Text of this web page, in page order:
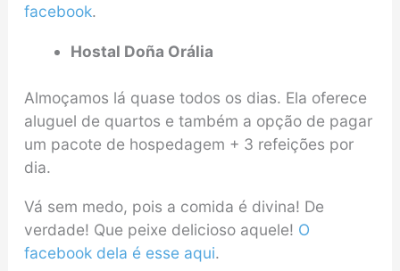
facebook.
Hostal Doña Orália
Almoçamos lá quase todos os dias. Ela oferece
aluguel de quartos e também a opção de pagar
um pacote de hospedagem + 3 refeições por
dia.
Vá sem medo, pois a comida é divina! De
verdade! Que peixe delicioso aquele! O
facebook dela é esse aqui.